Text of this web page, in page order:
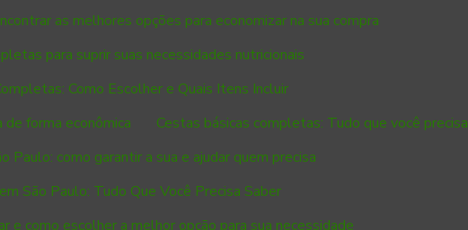
as melhores opções para economizar na sua compra
para suprir suas necessidades nutricionais
Como Escolher e Quais Itens Incluir
forma econômica
Cestas básicas completas: Tudo que você precisa
Paulo: como garantir a sua e ajudar quem precisa
São Paulo: Tudo Que Você Precisa Saber
e como escolher a melhor opção para sua necessidade